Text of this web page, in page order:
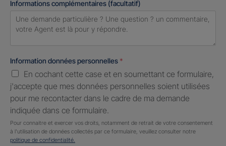
Informations complémentaires (facultatif)
Information données personnelles *
En cochant cette case et en soumettant ce formulaire,
j'accepte que mes données personnelles soient utilisées
pour me recontacter dans le cadre de ma demande
indiquée dans ce formulaire.
Pour connaitre et exercer vos droits, notamment de retrait de votre consentement
à l'utilisation de données collectés par ce formulaire, veuillez consulter notre
politique de confidentialité.